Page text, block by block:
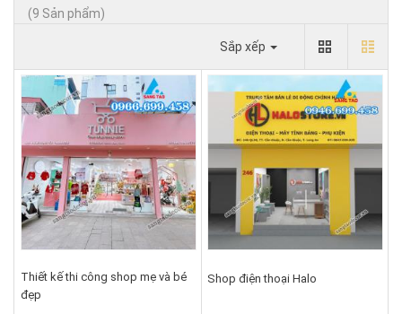
(9 Sản phẩm)
Sắp xếp
Thiết kế thi công shop mẹ và bé
đẹp
Shop điện thoại Halo